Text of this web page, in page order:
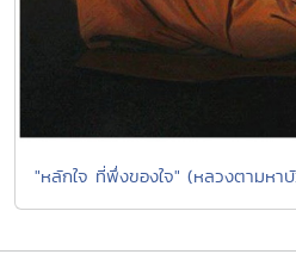
"หลักใจ ที่พึ่งของใจ" (หลวงตามห